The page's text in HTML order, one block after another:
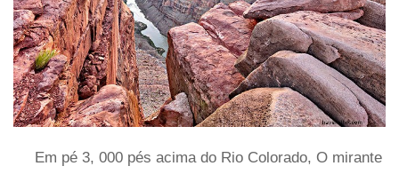
Em pé 3, 000 pés acima do Rio Colorado, O mirante